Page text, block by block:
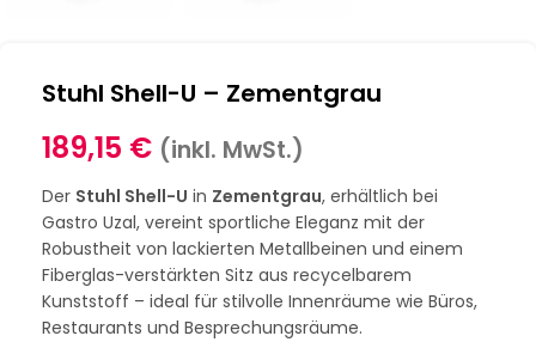
Stuhl Shell-U – Zementgrau
189,15 € (inkl. MwSt.)
Der Stuhl Shell-U in Zementgrau, erhältlich bei
Gastro Uzal, vereint sportliche Eleganz mit der
Robustheit von lackierten Metallbeinen und einem
Fiberglas-verstärkten Sitz aus recycelbarem
Kunststoff – ideal für stilvolle Innenräume wie Büros,
Restaurants und Besprechungsräume.